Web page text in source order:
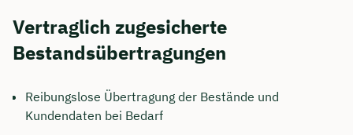
Vertraglich zugesicherte
Bestandsübertragungen
Reibungslose Übertragung der Bestände und
Kundendaten bei Bedarf